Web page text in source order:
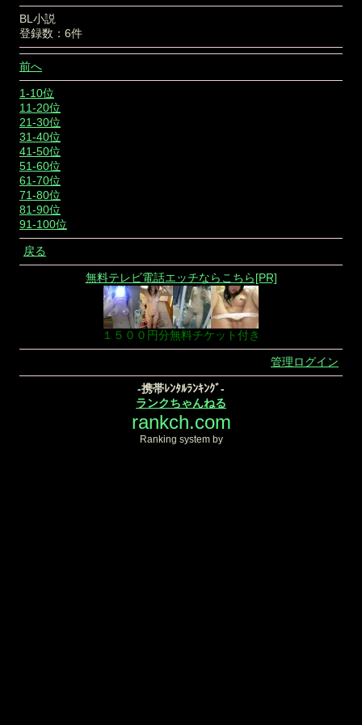
BL小説
登録数：6件
前へ
1-10位
11-20位
21-30位
31-40位
41-50位
51-60位
61-70位
71-80位
81-90位
91-100位
戻る
無料テレビ電話エッチならこちら[PR]
１５００円分無料チケット付き
管理ログイン
-携帯ﾚﾝﾀﾙﾗﾝｷﾝｸﾞ-
ランクちゃんねる
rankch.com
Ranking system by